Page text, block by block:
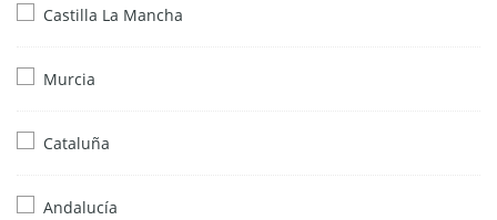
Castilla La Mancha
Murcia
Cataluña
Andalucía